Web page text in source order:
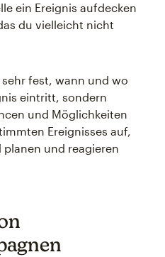
ein Ereignis aufdecken
du vielleicht nicht
fest, wann und wo
eintritt, sondern
und Möglichkeiten
Ereignisses auf,
und reagieren